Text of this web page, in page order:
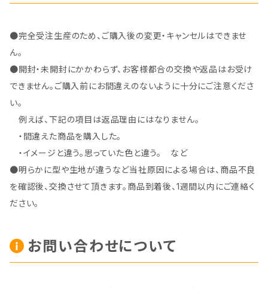
●完全受注生産のため、ご購入後の変更・キャンセルはできませ
ん。
●開封・未開封にかかわらず、お客様都合の交換や返品はお受け
できません。ご購入前にお間違えのないように十分にご注意くださ
い。
例えば、下記の項目は返品理由にはなりません。
・間違えた商品を購入した。
・イメージと違う。思っていた色と違う。 など
●明らかに型や生地が違うなど当社原因による場合は、商品不良
を確認後、交換させて頂きます。商品到着後、1週間以内にご連絡く
ださい。
お問い合わせについて